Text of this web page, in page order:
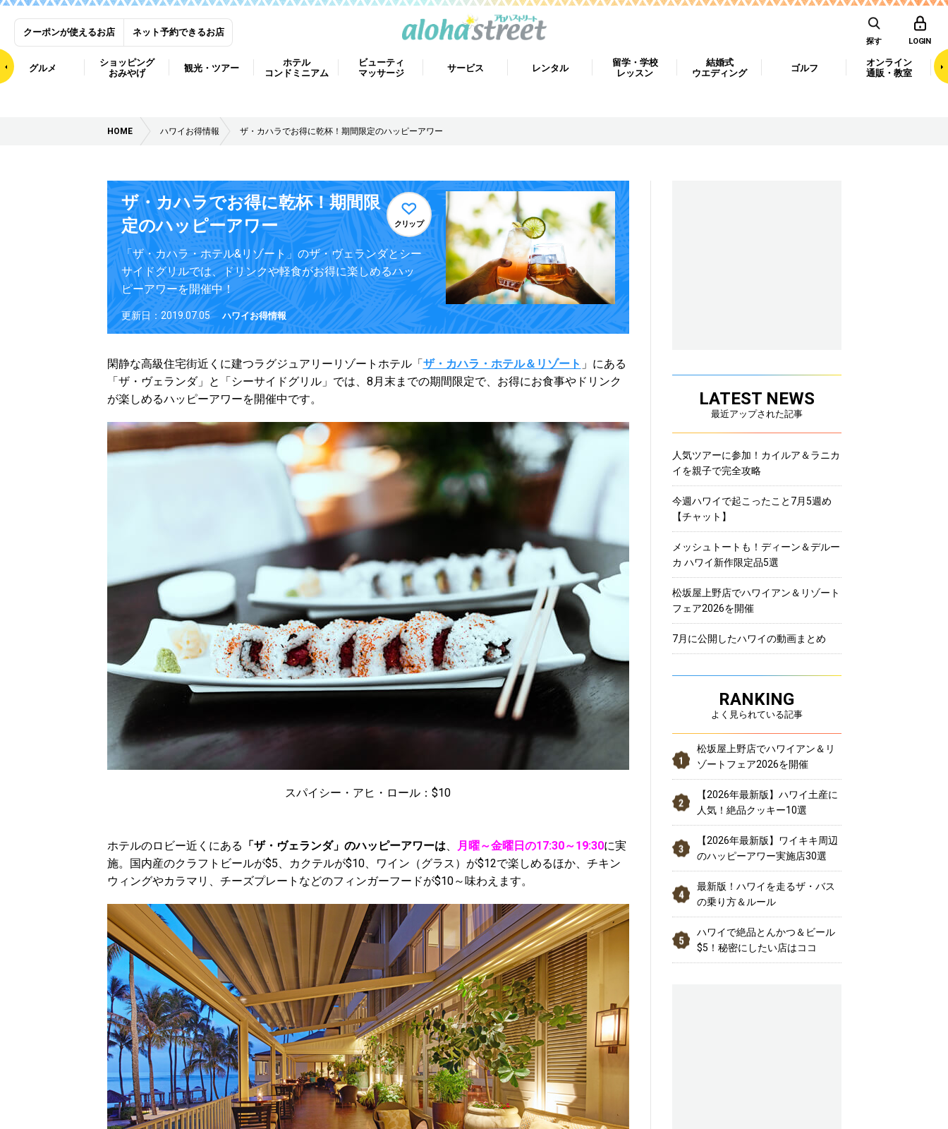
クーポンが使えるお店 ネット予約できるお店
探す LOGIN
グルメ
ショッピング
おみやげ
観光・ツアー
ホテル
コンドミニアム
ビューティ
マッサージ
サービス レンタル
留学・学校
レッスン
結婚式
ウエディング
ゴルフ
オンライン
通販・教室
HOME ハワイお得情報 ザ・カハラでお得に乾杯！期間限定のハッピーアワー
ザ・カハラでお得に乾杯！期間限
定のハッピーアワー
クリップ
「ザ・カハラ・ホテル&リゾート」のザ・ヴェランダとシー
サイドグリルでは、ドリンクや軽食がお得に楽しめるハッ
ピーアワーを開催中！
更新日：2019.07.05 ハワイお得情報
閑静な高級住宅街近くに建つラグジュアリーリゾートホテル「ザ・カハラ・ホテル＆リゾート 」にある
「ザ・ヴェランダ」と「シーサイドグリル」では、8月末までの期間限定で、お得にお食事やドリンク
が楽しめるハッピーアワーを開催中です。
スパイシー・アヒ・ロール：$10
ホテルのロビー近くにある 「ザ・ヴェランダ」のハッピーアワーは、 月曜～金曜日の17:30～19:30に実
施。国内産のクラフトビールが$5、カクテルが$10、ワイン（グラス）が$12で楽しめるほか、チキン
ウィングやカラマリ、チーズプレートなどのフィンガーフードが$10～味わえます。
LATEST NEWS
最近アップされた記事
人気ツアーに参加！カイルア＆ラニカ
イを親子で完全攻略
今週ハワイで起こったこと7月5週め
【チャット】
メッシュトートも！ディーン＆デルー
カ ハワイ新作限定品5選
松坂屋上野店でハワイアン＆リゾート
フェア2026を開催
7月に公開したハワイの動画まとめ
RANKING
よく見られている記事
松坂屋上野店でハワイアン＆リ
ゾートフェア2026を開催
【2026年最新版】ハワイ土産に
人気！絶品クッキー10選
【2026年最新版】ワイキキ周辺
のハッピーアワー実施店30選
最新版！ハワイを走るザ・バス
の乗り方＆ルール
ハワイで絶品とんかつ＆ビール
$5！秘密にしたい店はココ